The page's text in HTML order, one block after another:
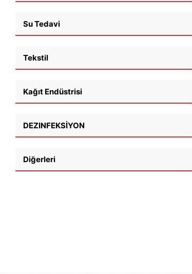
Su Tedavi
Tekstil
Kağıt Endüstrisi
DEZINFEKSİYON
Diğerleri
Sodyum sülfit
edinin